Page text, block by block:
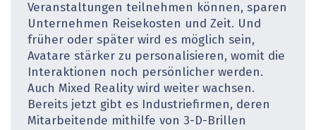
Veranstaltungen teilnehmen können, sparen
Unternehmen Reisekosten und Zeit. Und
früher oder später wird es möglich sein,
Avatare stärker zu personalisieren, womit die
Interaktionen noch persönlicher werden.
Auch Mixed Reality wird weiter wachsen.
Bereits jetzt gibt es Industriefirmen, deren
Mitarbeitende mithilfe von 3-D-Brillen